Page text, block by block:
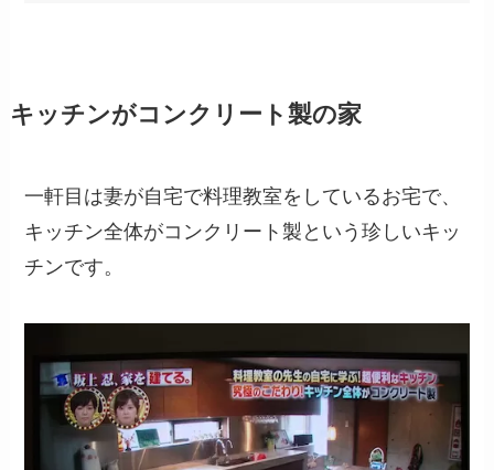
キッチンがコンクリート製の家
一軒目は妻が自宅で料理教室をしているお宅で、
キッチン全体がコンクリート製という珍しいキッ
チンです。